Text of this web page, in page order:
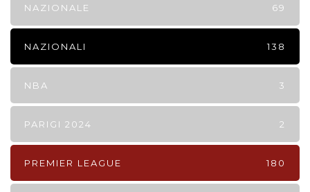
NAZIONALE 69
NAZIONALI 138
NBA 3
PARIGI 2024 2
PREMIER LEAGUE 180